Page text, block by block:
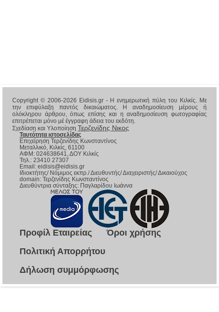
Copyright © 2006-2026 Eidisis.gr - Η ενημερωτική πύλη του Κιλκίς. Με
την επιφύλαξη παντός δικαιώματος. Η αναδημοσίευση μέρους ή
ολόκληρου άρθρου, όπως επίσης και η αναδημοσίευση φωτογραφίας
επιτρέπεται μόνο μέ έγγραφη άδεια του εκδότη.
Σχεδίαση και Υλοποίηση Τερζενίδης Νικος
Ταυτότητα ιστοσελίδας
Επιχείρηση Τερζενίδης Κωνσταντίνος
Μεταλλικό, Κιλκίς, 61100
ΑΦΜ: 024638641, ΔΟΥ Κιλκίς
Τηλ.: 23410 27307
Email: eidisis@eidisis.gr
Ιδιοκτήτης/ Νόμιμος εκπρ./ Διευθυντής/ Διαχειριστής/ Δικαιούχος
domain: Τερζενίδης Κωνσταντίνος
Διευθύντρια σύνταξης: Παγλαρίδου Ιωάννα
Προφίλ Εταιρείας
Όροι χρήσης
Πολιτική Απορρήτου
Δήλωση συμμόρφωσης